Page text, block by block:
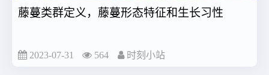
藤蔓类群定义，藤蔓形态特征和生长习性
2023-07-31 564 时刻小站